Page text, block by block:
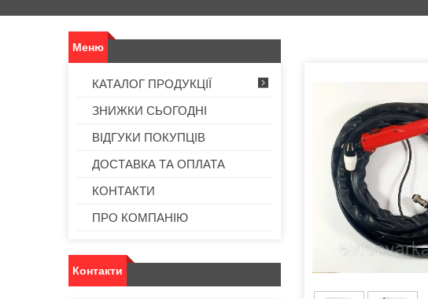
КАТАЛОГ ПРОДУКЦІЇ
ЗНИЖКИ СЬОГОДНІ
ВІДГУКИ ПОКУПЦІВ
ДОСТАВКА ТА ОПЛАТА
КОНТАКТИ
ПРО КОМПАНІЮ
Контакти